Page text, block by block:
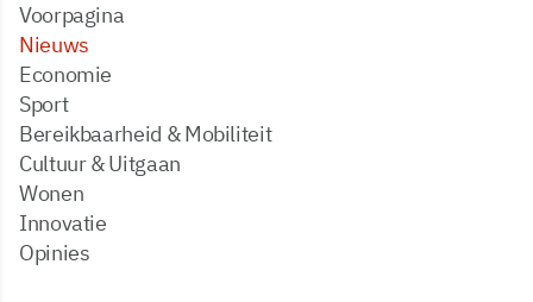
Voorpagina
Nieuws
Economie
Sport
Bereikbaarheid & Mobiliteit
Cultuur & Uitgaan
Wonen
Innovatie
Opinies